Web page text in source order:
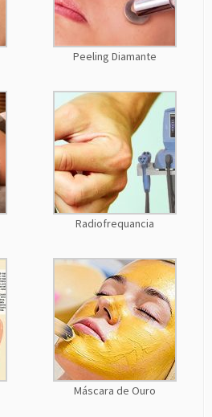
Peeling Diamante
Radiofrequancia
Máscara de Ouro